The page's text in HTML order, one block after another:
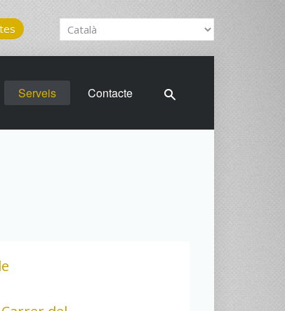
Serveis Contacte